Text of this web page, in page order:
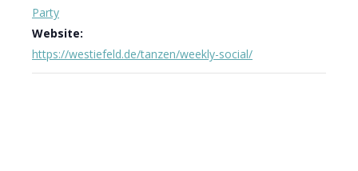
Party
Website:
https://westiefeld.de/tanzen/weekly-social/